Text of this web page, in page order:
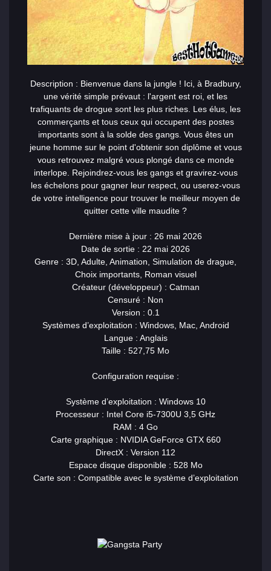
Description : Bienvenue dans la jungle ! Ici, à Bradbury,
une vérité simple prévaut : l'argent est roi, et les
trafiquants de drogue sont les plus riches. Les élus, les
commerçants et tous ceux qui occupent des postes
importants sont à la solde des gangs. Vous êtes un
jeune homme sur le point d'obtenir son diplôme et vous
vous retrouvez malgré vous plongé dans ce monde
interlope. Rejoindrez-vous les gangs et gravirez-vous
les échelons pour gagner leur respect, ou userez-vous
de votre intelligence pour trouver le meilleur moyen de
quitter cette ville maudite ?
Dernière mise à jour : 26 mai 2026
Date de sortie : 22 mai 2026
Genre : 3D, Adulte, Animation, Simulation de drague,
Choix importants, Roman visuel
Créateur (développeur) : Catman
Censuré : Non
Version : 0.1
Systèmes d’exploitation : Windows, Mac, Android
Langue : Anglais
Taille : 527,75 Mo
Configuration requise :
Système d’exploitation : Windows 10
Processeur : Intel Core i5-7300U 3,5 GHz
RAM : 4 Go
Carte graphique : NVIDIA GeForce GTX 660
DirectX : Version 112
Espace disque disponible : 528 Mo
Carte son : Compatible avec le système d’exploitation